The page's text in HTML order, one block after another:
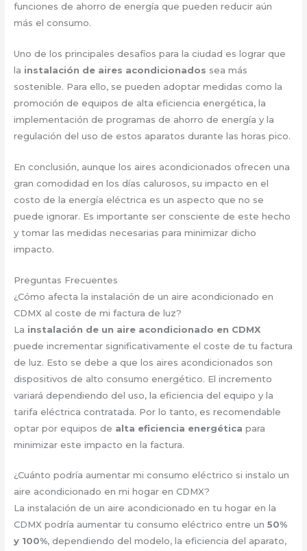
funciones de ahorro de energía que pueden reducir aún
más el consumo.
Uno de los principales desafíos para la ciudad es lograr que
la instalación de aires acondicionados sea más
sostenible. Para ello, se pueden adoptar medidas como la
promoción de equipos de alta eficiencia energética, la
implementación de programas de ahorro de energía y la
regulación del uso de estos aparatos durante las horas pico.
En conclusión, aunque los aires acondicionados ofrecen una
gran comodidad en los días calurosos, su impacto en el
costo de la energía eléctrica es un aspecto que no se
puede ignorar. Es importante ser consciente de este hecho
y tomar las medidas necesarias para minimizar dicho
impacto.
Preguntas Frecuentes
¿Cómo afecta la instalación de un aire acondicionado en
CDMX al coste de mi factura de luz?
La instalación de un aire acondicionado en CDMX
puede incrementar significativamente el coste de tu factura
de luz. Esto se debe a que los aires acondicionados son
dispositivos de alto consumo energético. El incremento
variará dependiendo del uso, la eficiencia del equipo y la
tarifa eléctrica contratada. Por lo tanto, es recomendable
optar por equipos de alta eficiencia energética para
minimizar este impacto en la factura.
¿Cuánto podría aumentar mi consumo eléctrico si instalo un
aire acondicionado en mi hogar en CDMX?
La instalación de un aire acondicionado en tu hogar en la
CDMX podría aumentar tu consumo eléctrico entre un50%
y 100%, dependiendo del modelo, la eficiencia del aparato,